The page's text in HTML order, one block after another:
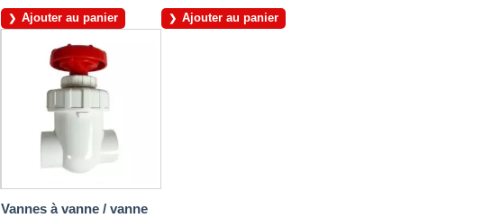
Ajouter au panier Ajouter au panier
Vannes à vanne / vanne